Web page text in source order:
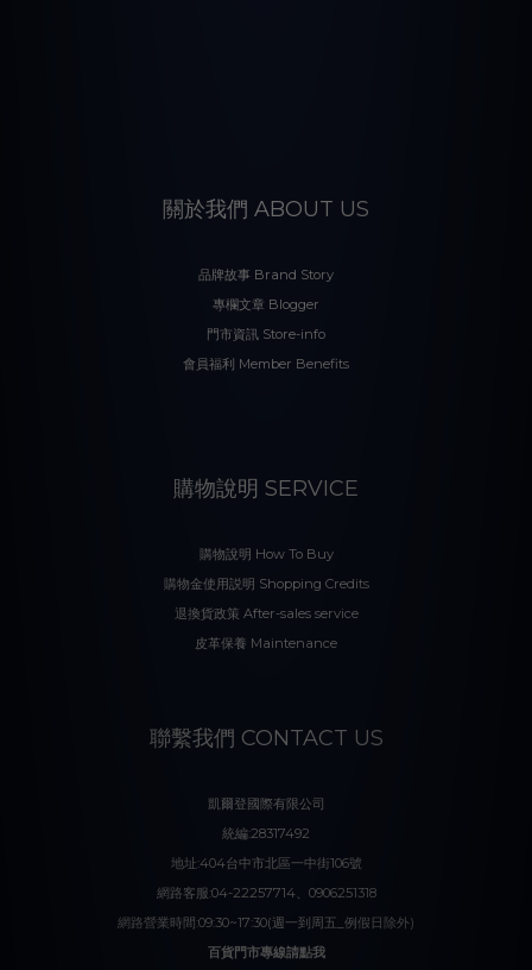
關於我們 ABOUT US
品牌故事 Brand Story
專欄文章 Blogger
門市資訊 Store-info
會員福利 Member Benefits
購物說明 SERVICE
購物說明 How To Buy
購物金使用説明 Shopping Credits
退換貨政策 After-sales service
皮革保養 Maintenance
聯繫我們 CONTACT US
凱爾登國際有限公司
統編:28317492
地址:404台中市北區一中街106號
網路客服:04-22257714、0906251318
網路營業時間:09:30~17:30(週一到周五_例假日除外)
百貨門市專線請點我